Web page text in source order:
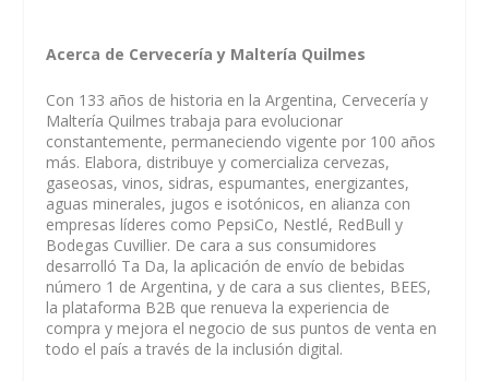
Acerca de Cervecería y Maltería Quilmes
Con 133 años de historia en la Argentina, Cervecería y
Maltería Quilmes trabaja para evolucionar
constantemente, permaneciendo vigente por 100 años
más. Elabora, distribuye y comercializa cervezas,
gaseosas, vinos, sidras, espumantes, energizantes,
aguas minerales, jugos e isotónicos, en alianza con
empresas líderes como PepsiCo, Nestlé, RedBull y
Bodegas Cuvillier. De cara a sus consumidores
desarrolló Ta Da, la aplicación de envío de bebidas
número 1 de Argentina, y de cara a sus clientes, BEES,
la plataforma B2B que renueva la experiencia de
compra y mejora el negocio de sus puntos de venta en
todo el país a través de la inclusión digital.